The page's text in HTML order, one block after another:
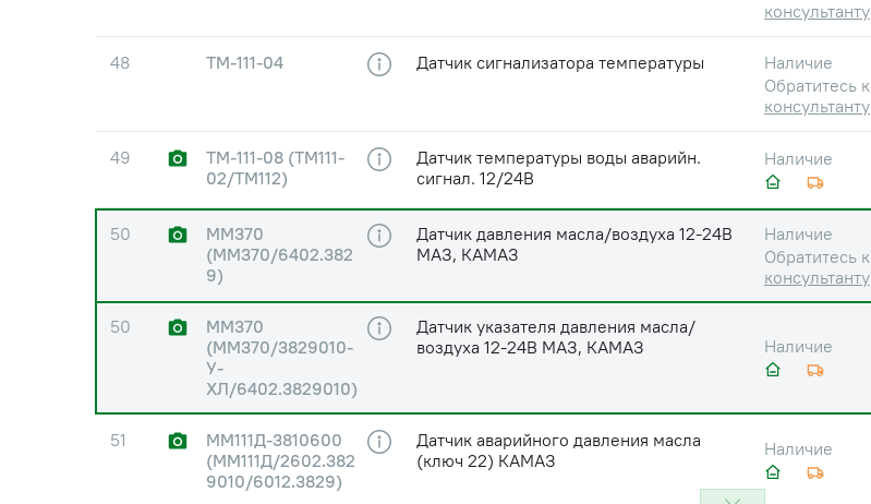
консультанту
48 ТМ-111-04 Датчик сигнализатора температуры
Наличие
Обратитесь к
консультанту
49
ТМ-111-08 (ТМ111-
02/ТМ112)
Датчик температуры воды аварийн.
сигнал. 12/24В
Наличие
50
ММ370
(ММ370/6402.382
9)
Датчик давления масла/воздуха 12-24В
МАЗ, КАМАЗ
Наличие
Обратитесь к
консультанту
50
ММ370
(ММ370/3829010-
У-
ХЛ/6402.3829010)
Датчик указателя давления масла/
воздуха 12-24В МАЗ, КАМАЗ
Наличие
51
ММ111Д-3810600
(ММ111Д/2602.382
9010/6012.3829)
Датчик аварийного давления масла
(ключ 22) КАМАЗ
Наличие